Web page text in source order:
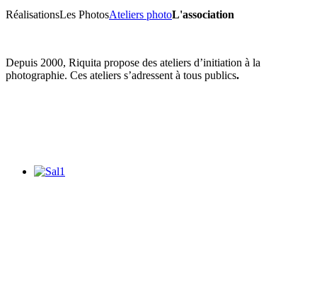
RéalisationsLes PhotosAteliers photoL'association
Depuis 2000, Riquita propose des ateliers d’initiation à la
photographie. Ces ateliers s’adressent à tous publics.